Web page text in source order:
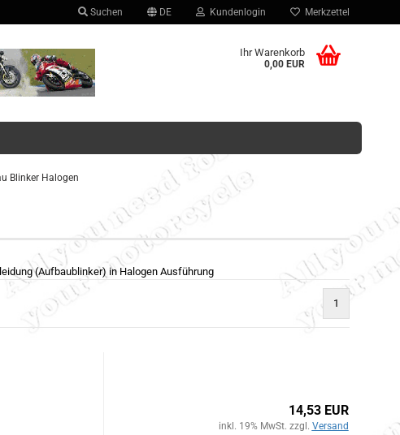
Suchen DE Kundenlogin
Konto erstellen
Passwort vergessen?
Merkzettel
Ihr Warenkorb
0,00 EUR
Blinker Halogen
(Aufbaublinker) in Halogen Ausführung
1
14,53 EUR
inkl. 19% MwSt. zzgl. Versand